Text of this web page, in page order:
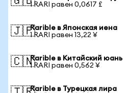
1 RARI равен 0,0617 £
🇯🇵Rarible в Японская иена
1 RARI равен 13,22 ¥
🇨🇳Rarible в Китайский юань
1 RARI равен 0,562 ¥
Rarible в Турецкая лира